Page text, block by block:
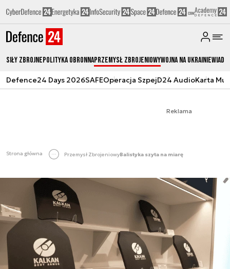
Siły zbrojnePolityka obronnaPrzemysł ZbrojeniowyWojna na Ukrainie
Defence24 Days 2026SAFEOperacja SzpejD24 AudioKarta
Reklama
Strona główna Przemysł ZbrojeniowyBalistyka szyta na miarę